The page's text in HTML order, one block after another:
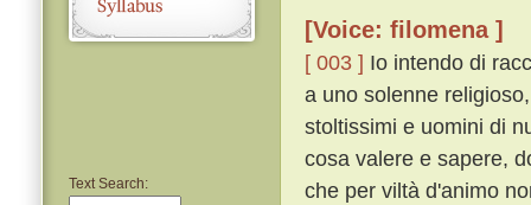
Text Search:
[Voice: filomena ]
[ 003 ] Io intendo di
a uno solenne
stoltissimi e uomini di
cosa valere e sapere,
che per viltà d'animo